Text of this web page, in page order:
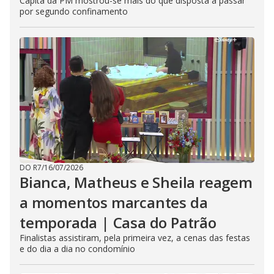
por segundo confinamento
DO R7/16/07/2026
Bianca, Matheus e Sheila reagem
a momentos marcantes da
temporada | Casa do Patrão
Finalistas assistiram, pela primeira vez, a cenas das festas
e do dia a dia no condomínio